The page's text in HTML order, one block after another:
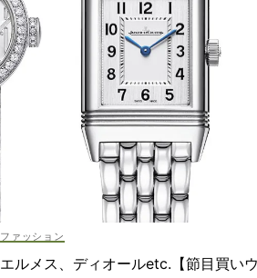
ファッション
エルメス、ディオールetc.【節目買い